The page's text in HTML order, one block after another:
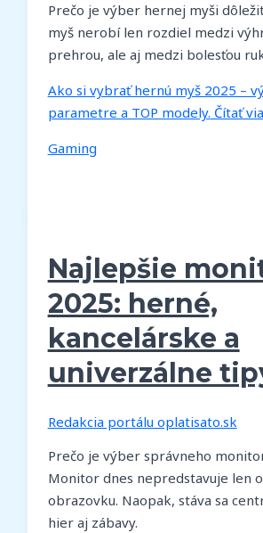
Prečo je výber hernej myši
myš nerobí len rozdiel medzi
prehrou, ale aj medzi bolesťou
Ako si vybrať hernú myš 2025 –
parametre a TOP modely. Čítať
Gaming
Najlepšie
2025: herné,
kancelárske a
univerzálne
Redakcia portálu oplatisato.sk
Prečo je výber správneho
Monitor dnes nepredstavuje len
obrazovku. Naopak, stáva sa
hier aj zábavy.